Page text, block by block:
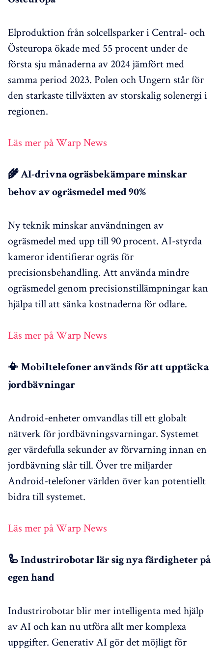
Elproduktion från solcellsparker i Central- och
Östeuropa ökade med 55 procent under de
första sju månaderna av 2024 jämfört med
samma period 2023. Polen och Ungern står för
den starkaste tillväxten av storskalig solenergi i
regionen.
Läs mer på Warp News
🌾 AI-drivna ogräsbekämpare minskar
behov av ogräsmedel med 90%
Ny teknik minskar användningen av
ogräsmedel med upp till 90 procent. AI-styrda
kameror identifierar ogräs för
precisionsbehandling. Att använda mindre
ogräsmedel genom precisionstillämpningar kan
hjälpa till att sänka kostnaderna för odlare.
Läs mer på Warp News
📳 Mobiltelefoner används för att upptäcka
jordbävningar
Android-enheter omvandlas till ett globalt
nätverk för jordbävningsvarningar. Systemet
ger värdefulla sekunder av förvarning innan en
jordbävning slår till. Över tre miljarder
Android-telefoner världen över kan potentiellt
bidra till systemet.
Läs mer på Warp News
🦾 Industrirobotar lär sig nya färdigheter på
egen hand
Industrirobotar blir mer intelligenta med hjälp
av AI och kan nu utföra allt mer komplexa
uppgifter. Generativ AI gör det möjligt för